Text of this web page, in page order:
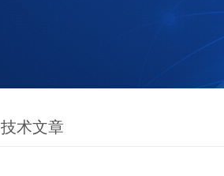
技术文章